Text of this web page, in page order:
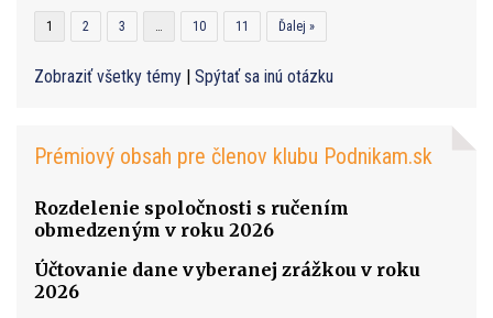
1 2 3 10 11 Ďalej »
Zobraziť všetky témy | Spýtať sa inú otázku
Prémiový obsah pre členov klubu Podnikam.sk
Rozdelenie spoločnosti s ručením
obmedzeným v roku 2026
Účtovanie dane vyberanej zrážkou v roku
2026